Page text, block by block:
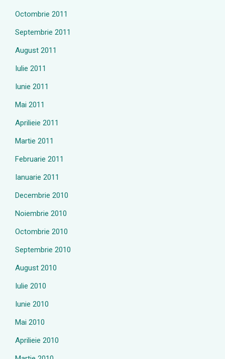
Octombrie 2011
Septembrie 2011
August 2011
Iulie 2011
Iunie 2011
Mai 2011
Aprilieie 2011
Martie 2011
Februarie 2011
Ianuarie 2011
Decembrie 2010
Noiembrie 2010
Octombrie 2010
Septembrie 2010
August 2010
Iulie 2010
Iunie 2010
Mai 2010
Aprilieie 2010